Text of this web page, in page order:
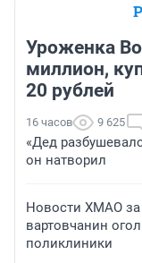
Уроженка
миллион,
20 рублей
16 часов 9 625
«Дед
он натворил
Новости ХМАО за
вартовчанин
поликлиники